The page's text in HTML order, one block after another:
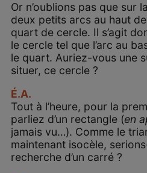
Or n’oublions pas que sur
deux petits arcs au haut
quart de cercle. Il s’agit
le cercle tel que l’arc au
le quart. Auriez-vous une
situer, ce cercle ?
É.A.
Tout à l’heure, pour la
parliez d’un rectangle (en
jamais vu…). Comme le
maintenant isocèle,
recherche d’un carré ?